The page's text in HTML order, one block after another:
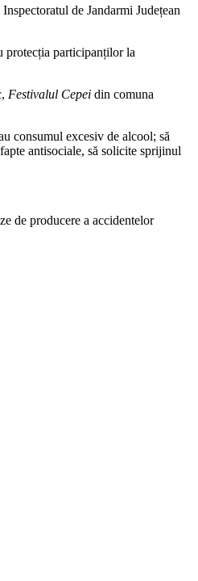
de Jandarmi Județean
protecția participanților la
Festivalul Cepei din comuna
consumul excesiv de alcool; să
antisociale, să solicite sprijinul
de producere a accidentelor